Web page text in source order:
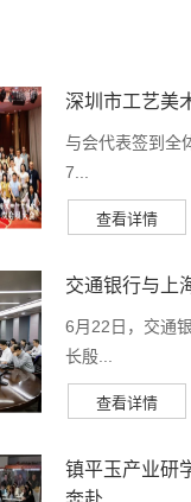
深圳市工艺美
与会代表签到全
7...
交通银行与上
6月22日，交通
长殷...
镇平玉产业研